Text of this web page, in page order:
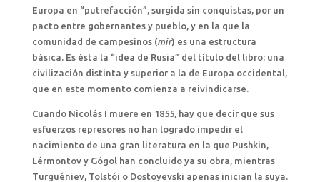
Europa en “putrefacción”, surgida sin conquistas, por un
pacto entre gobernantes y pueblo, y en la que la
comunidad de campesinos (mir) es una estructura
básica. Es ésta la “idea de Rusia” del título del libro: una
civilización distinta y superior a la de Europa occidental,
que en este momento comienza a reivindicarse.
Cuando Nicolás I muere en 1855, hay que decir que sus
esfuerzos represores no han logrado impedir el
nacimiento de una gran literatura en la que Pushkin,
Lérmontov y Gógol han concluido ya su obra, mientras
Turguéniev, Tolstói o Dostoyevski apenas inician la suya.